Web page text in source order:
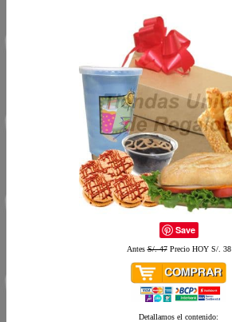
Save
AntesS/. 47Precio HOY S/. 38
Detallamos el contenido: